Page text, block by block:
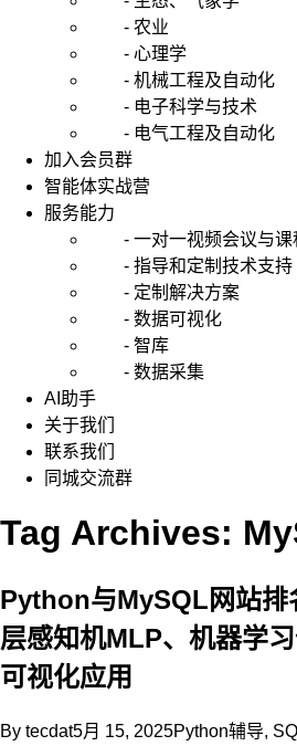
- 农业
- 心理学
- 机械工程及自动化
- 电子科学与技术
- 电气工程及自动化
加入会员群
智能体实战营
服务能力
- 一对一视频会议与课
- 指导和定制技术支持
- 定制解决方案
- 数据可视化
- 智库
- 数据采集
AI助手
关于我们
联系我们
同城交流群
Tag Archives:
Python与MySQL网站排
层感知机MLP、机器学
可视化应用
By tecdat5月 15, 2025Python辅导,